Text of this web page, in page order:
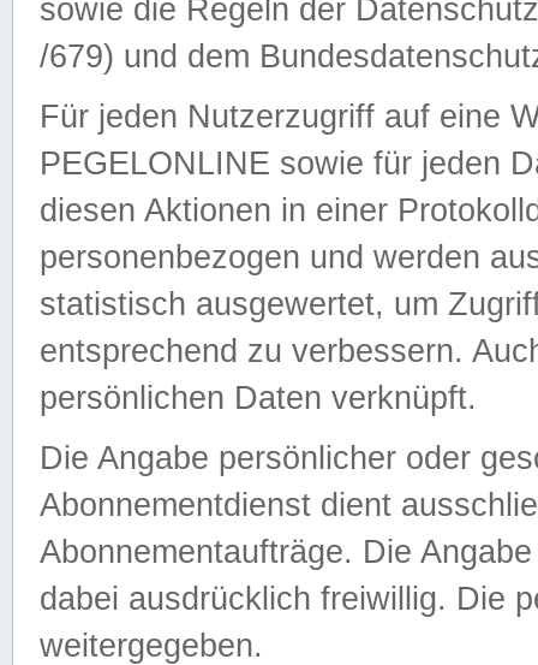
sowie die Regeln der
/679) und dem
Für jeden Nutzerzugriff auf eine
PEGELONLINE sowie für jeden
diesen Aktionen in einer
personenbezogen und werden
statistisch ausgewertet, um
entsprechend zu verbessern.
persönlichen Daten verknüpft.
Die Angabe persönlicher oder
Abonnementdienst dient
Abonnementaufträge. Die
dabei ausdrücklich freiwillig. Die
weitergegeben.